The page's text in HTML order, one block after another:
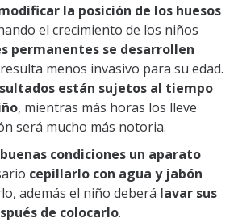
la posición de los huesos
el crecimiento de los niños
permanentes se desarrollen
menos invasivo para su edad.
están sujetos al tiempo
, mientras más horas los lleve
será mucho más notoria.
condiciones un aparato
cepillarlo con agua y jabón
además el niño deberá lavar sus
de colocarlo.